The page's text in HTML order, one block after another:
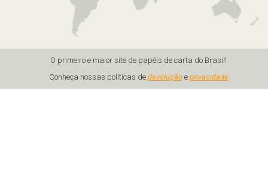
O primeiro e maior site de papéis de carta do Brasil!
Conheça nossas políticas de devoluçãoe privacidade